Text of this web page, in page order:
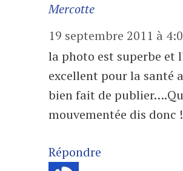
Mercotte
19 septembre 2011 à
la photo est superbe et
excellent pour la santé
bien fait de
mouvementée dis donc !
Répondre